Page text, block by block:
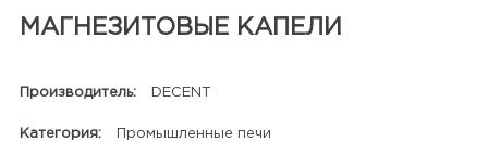
МАГНЕЗИТОВЫЕ КАПЕЛИ
Производитель: DECENT
Категория: Промышленные печи